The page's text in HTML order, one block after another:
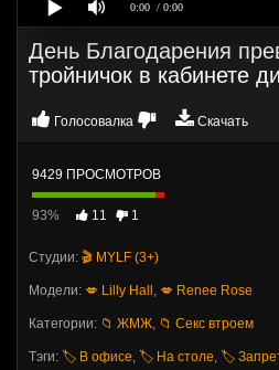
0:00 / 0:00
День Благодарения
тройничок в кабинете
Голосовалка Скачать
9429 ПРОСМОТРОВ
93% 11 1
Студии: 🎬 MYLF (3+)
Модели: 💋 Lilly Hall , 💋 Renee Rose
Категории: 📁 ЖМЖ, 📁 Секс втроем
Тэги: 🏷️ В офисе, 🏷️ На столе, 🏷️